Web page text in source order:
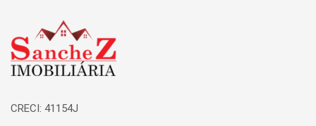
Página inicial
CRECI: 41154J